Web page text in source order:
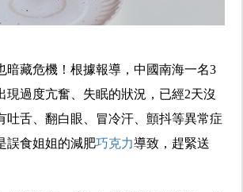
暗藏危機！根據報導，中國南海一名3
現過度亢奮、失眠的狀況，已經2天沒
吐舌、翻白眼、冒冷汗、顫抖等異常症
誤食姐姐的減肥巧克力導致，趕緊送